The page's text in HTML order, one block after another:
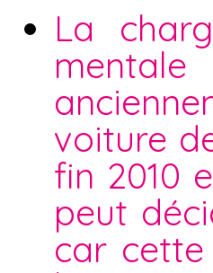
La
voiture
fin 2010
peut
car